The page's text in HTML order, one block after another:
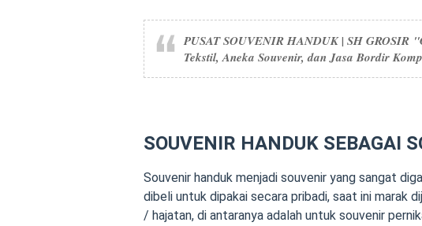
PUSAT SOUVENIR HANDUK | SH GROSIR "
Tekstil, Aneka Souvenir, dan Jasa Bordir
SOUVENIR HANDUK SEBAGAI
Souvenir handuk menjadi souvenir yang sangat
dibeli untuk dipakai secara pribadi, saat ini marak
/ hajatan, di antaranya adalah untuk souvenir